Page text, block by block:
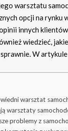
warsztatu
opcji na rynku
innych
wiedzieć,
W
warsztat
warsztaty
problemy z